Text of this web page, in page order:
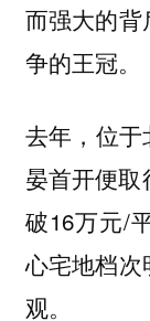
而强大的
争的王冠。
去年，位
晏首开便
破16万元/
心宅地档
观。